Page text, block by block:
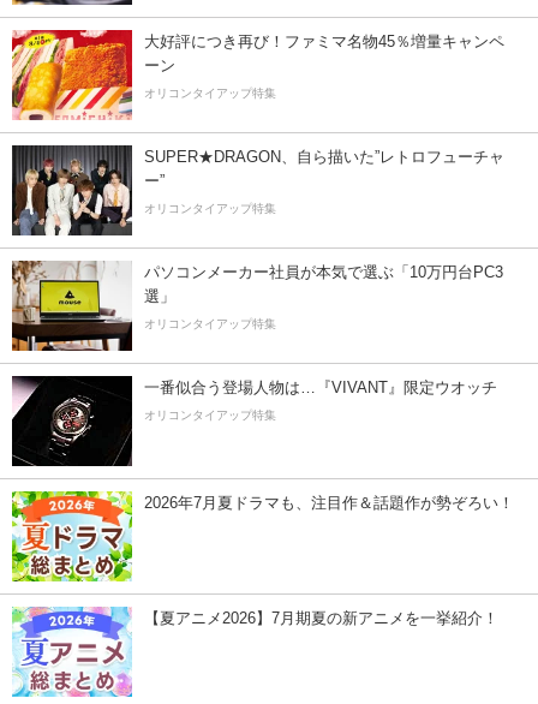
大好評につき再び！ファミマ名物45％増量キャンペ
ーン
オリコンタイアップ特集
SUPER★DRAGON、自ら描いた”レトロフューチャ
ー”
オリコンタイアップ特集
パソコンメーカー社員が本気で選ぶ「10万円台PC3
選」
オリコンタイアップ特集
一番似合う登場人物は…『VIVANT』限定ウオッチ
オリコンタイアップ特集
2026年7月夏ドラマも、注目作＆話題作が勢ぞろい！
【夏アニメ2026】7月期夏の新アニメを一挙紹介！